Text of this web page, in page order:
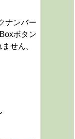
ナンバー
ボタン
せん。